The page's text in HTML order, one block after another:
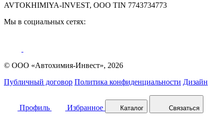
AVTOKHIMIYA-INVEST, OOO TIN 7743734773
Мы в социальных сетях:
© ООО «Автохимия-Инвест», 2026
Публичный договор Политика конфиденциальности Дизайн
Профиль Избранное Каталог Связаться